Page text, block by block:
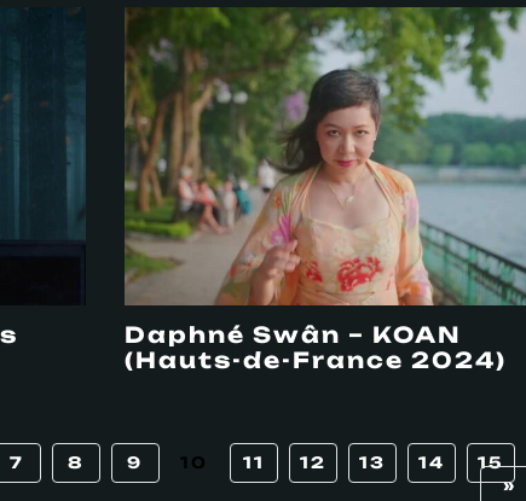
Daphné Swân – KOAN
(Hauts-de-France 2024)
7 8 9 10 11 12 13 14 15
»